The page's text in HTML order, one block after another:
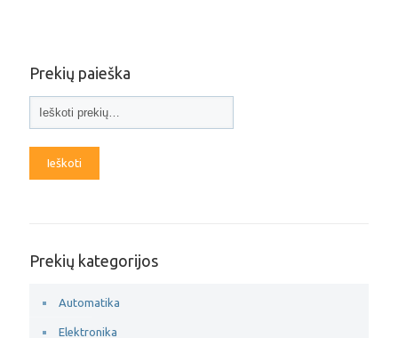
Prekių paieška
Ieškoti
Prekių kategorijos
Automatika
Elektronika